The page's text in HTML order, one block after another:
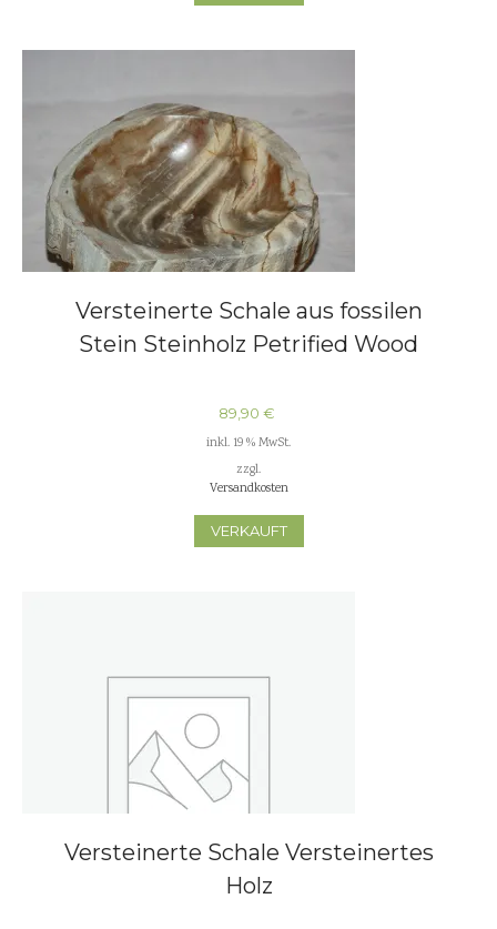
Versteinerte Schale aus fossilen
Stein Steinholz Petrified Wood
89,90 €
inkl. 19 % MwSt.
zzgl.
Versandkosten
VERKAUFT
Versteinerte Schale Versteinertes
Holz